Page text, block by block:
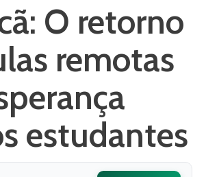
O retorno
remotas
estudantes